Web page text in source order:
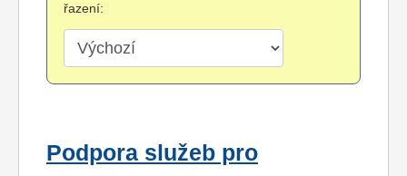
řazení:
Podpora služeb pro